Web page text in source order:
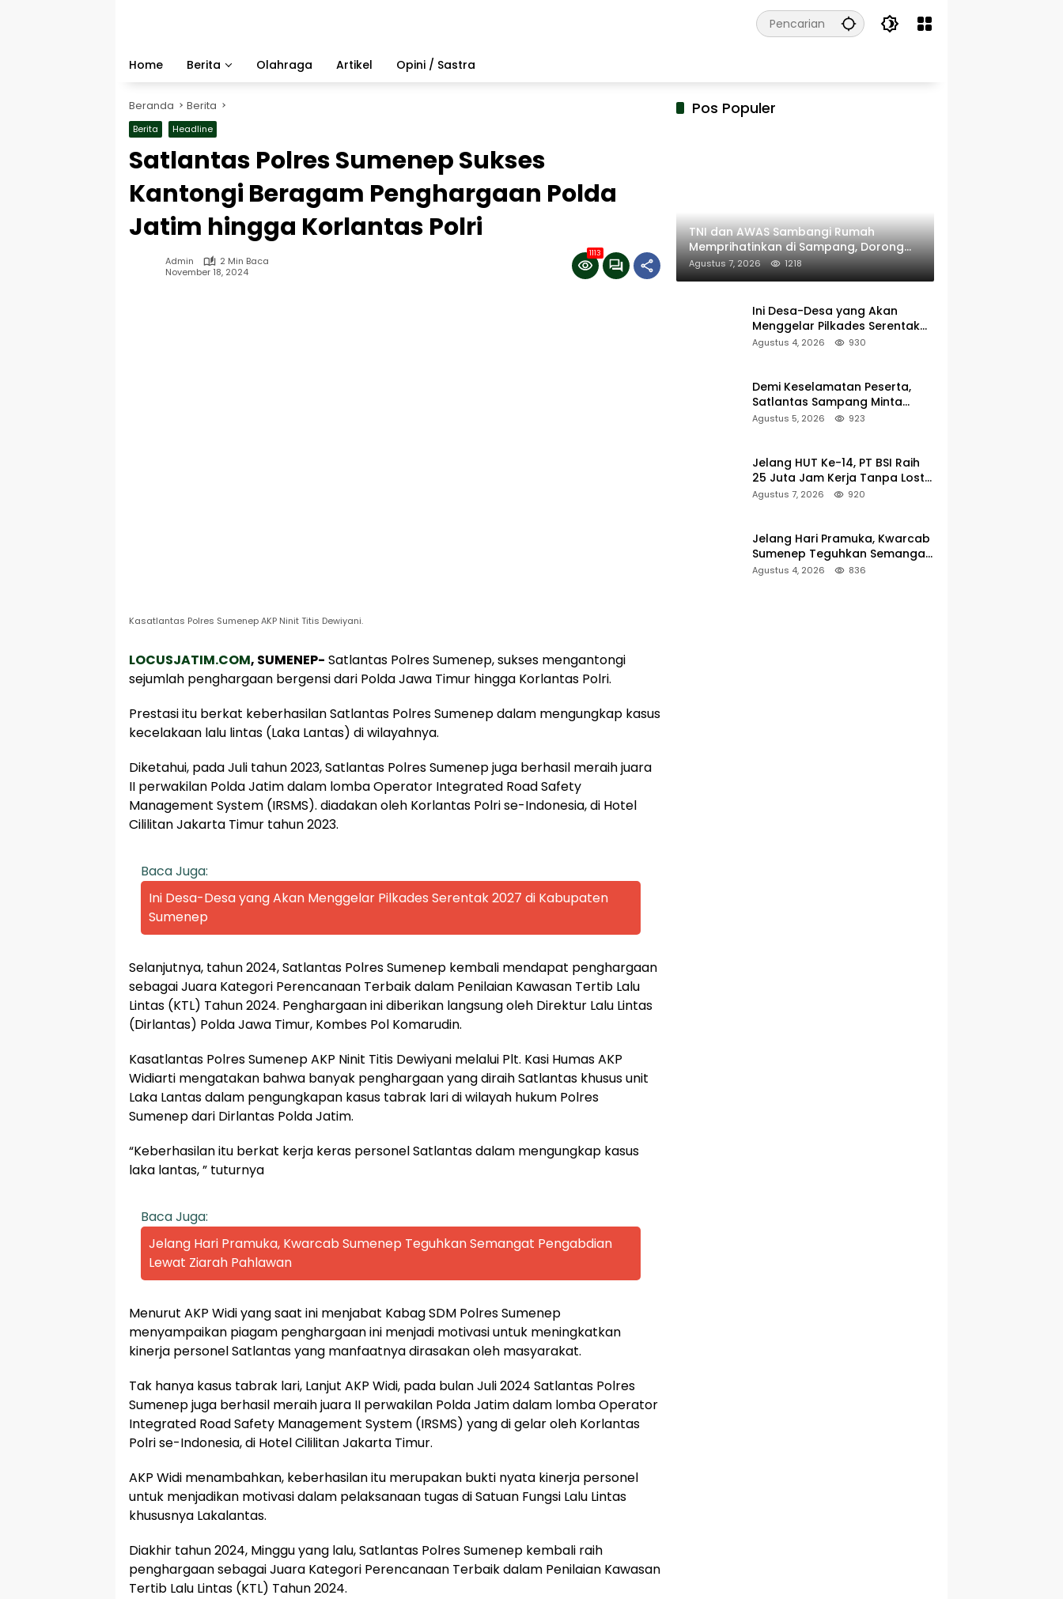
Home
Berita Olahraga Artikel Opini / Sastra
Beranda Berita
Berita Headline
Satlantas Polres Sumenep Sukses
Kantongi Beragam Penghargaan Polda
Jatim hingga Korlantas Polri
Admin
2 Min Baca
November 18, 2024
1113
Kasatlantas Polres Sumenep AKP Ninit Titis Dewiyani.
LOCUSJATIM.COM, SUMENEP- Satlantas Polres Sumenep, sukses mengantongi
sejumlah penghargaan bergensi dari Polda Jawa Timur hingga Korlantas Polri.
Prestasi itu berkat keberhasilan Satlantas Polres Sumenep dalam mengungkap kasus
kecelakaan lalu lintas (Laka Lantas) di wilayahnya.
Diketahui, pada Juli tahun 2023, Satlantas Polres Sumenep juga berhasil meraih juara
II perwakilan Polda Jatim dalam lomba Operator Integrated Road Safety
Management System (IRSMS). diadakan oleh Korlantas Polri se-Indonesia, di Hotel
Cililitan Jakarta Timur tahun 2023.
Baca Juga:
Ini Desa-Desa yang Akan Menggelar Pilkades Serentak 2027 di Kabupaten
Sumenep
Selanjutnya, tahun 2024, Satlantas Polres Sumenep kembali mendapat penghargaan
sebagai Juara Kategori Perencanaan Terbaik dalam Penilaian Kawasan Tertib Lalu
Lintas (KTL) Tahun 2024. Penghargaan ini diberikan langsung oleh Direktur Lalu Lintas
(Dirlantas) Polda Jawa Timur, Kombes Pol Komarudin.
Kasatlantas Polres Sumenep AKP Ninit Titis Dewiyani melalui Plt. Kasi Humas AKP
Widiarti mengatakan bahwa banyak penghargaan yang diraih Satlantas khusus unit
Laka Lantas dalam pengungkapan kasus tabrak lari di wilayah hukum Polres
Sumenep dari Dirlantas Polda Jatim.
“Keberhasilan itu berkat kerja keras personel Satlantas dalam mengungkap kasus
laka lantas, ” tuturnya
Baca Juga:
Jelang Hari Pramuka, Kwarcab Sumenep Teguhkan Semangat Pengabdian
Lewat Ziarah Pahlawan
Menurut AKP Widi yang saat ini menjabat Kabag SDM Polres Sumenep
menyampaikan piagam penghargaan ini menjadi motivasi untuk meningkatkan
kinerja personel Satlantas yang manfaatnya dirasakan oleh masyarakat.
Tak hanya kasus tabrak lari, Lanjut AKP Widi, pada bulan Juli 2024 Satlantas Polres
Sumenep juga berhasil meraih juara II perwakilan Polda Jatim dalam lomba Operator
Integrated Road Safety Management System (IRSMS) yang di gelar oleh Korlantas
Polri se-Indonesia, di Hotel Cililitan Jakarta Timur.
AKP Widi menambahkan, keberhasilan itu merupakan bukti nyata kinerja personel
untuk menjadikan motivasi dalam pelaksanaan tugas di Satuan Fungsi Lalu Lintas
khususnya Lakalantas.
Diakhir tahun 2024, Minggu yang lalu, Satlantas Polres Sumenep kembali raih
penghargaan sebagai Juara Kategori Perencanaan Terbaik dalam Penilaian Kawasan
Tertib Lalu Lintas (KTL) Tahun 2024.
Pos Populer
TNI dan AWAS Sambangi Rumah
Memprihatinkan di Sampang, Dorong
Pemerintah Beri Bantuan RTLH
Agustus 7, 2026 1218
Ini Desa-Desa yang Akan
Menggelar Pilkades Serentak
2027 di Kabupaten Sumenep
Agustus 4, 2026 930
Demi Keselamatan Peserta,
Satlantas Sampang Minta
Latihan Gerak Jalan Pindah ke
Agustus 5, 2026 923
Jelang HUT Ke-14, PT BSI Raih
25 Juta Jam Kerja Tanpa Lost-
Time Injury
Agustus 7, 2026 920
Jelang Hari Pramuka, Kwarcab
Sumenep Teguhkan Semangat
Pengabdian Lewat Ziarah
Agustus 4, 2026 836